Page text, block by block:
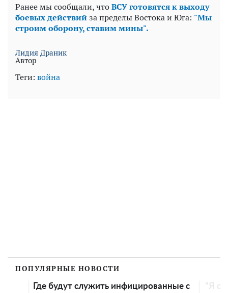
Ранее мы сообщали, чтоВСУ готовятся к выходу
боевых действий за пределы Востока и Юга: "Мы
строим оборону, ставим мины".
Лидия Драник
Автор
Теги: война
ПОПУЛЯРНЫЕ НОВОСТИ
инфицированные с
"Я очень счастлива":